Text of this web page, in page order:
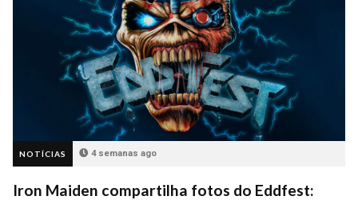
NOTÍCIAS 4 semanas ago
Iron Maiden compartilha fotos do Eddfest: